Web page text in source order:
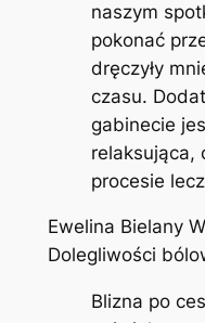
naszym
pokonać
dręczyły
czasu.
gabinecie
relaksująca,
procesie
Ewelina Bielany
Dolegliwości
Blizna po